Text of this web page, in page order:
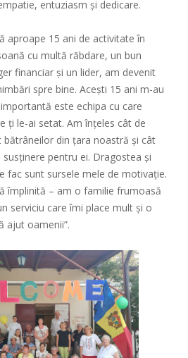
entuziasm și dedicare.
aproape 15 ani de activitate în
cu multă răbdare, un bun
financiar și un lider, am devenit
spre bine. Acești 15 ani m-au
este echipa cu care
ți le-ai setat. Am înțeles cât de
bătrâneilor din țara noastră și cât
pentru ei. Dragostea și
fac sunt sursele mele de motivație.
împlinită – am o familie frumoasă
serviciu care îmi place mult și o
ajut oamenii”.